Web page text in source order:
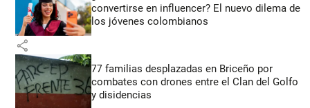
convertirse en influencer? El nuevo dilema de
los jóvenes colombianos
share
77 familias desplazadas en Briceño por
combates con drones entre el Clan del Golfo
y disidencias